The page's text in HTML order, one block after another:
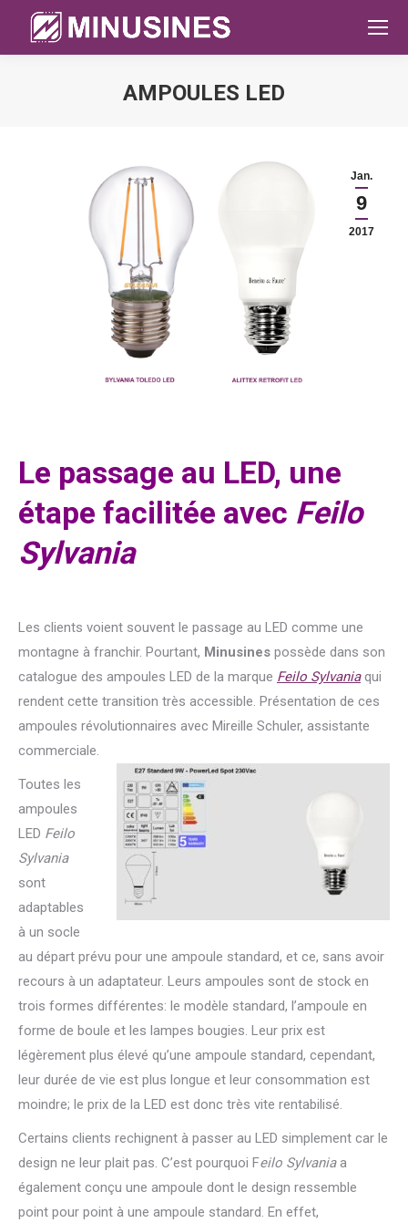
AMPOULES LED
Jan.
9
2017
Le passage au LED, une
étape facilitée avec Feilo
Sylvania
Les clients voient souvent le passage au LED comme une
montagne à franchir. Pourtant, Minusines possède dans son
catalogue des ampoules LED de la marque Feilo Sylvaniaqui
rendent cette transition très accessible. Présentation de ces
ampoules révolutionnaires avec Mireille Schuler, assistante
commerciale.
Toutes les
ampoules
LED Feilo
Sylvania
sont
adaptables
à un socle
au départ prévu pour une ampoule standard, et ce, sans avoir
recours à un adaptateur. Leurs ampoules sont de stock en
trois formes différentes: le modèle standard, l’ampoule en
forme de boule et les lampes bougies. Leur prix est
légèrement plus élevé qu’une ampoule standard, cependant,
leur durée de vie est plus longue et leur consommation est
moindre; le prix de la LED est donc très vite rentabilisé.
Certains clients rechignent à passer au LED simplement car le
design ne leur plait pas. C’est pourquoi Feilo Sylvaniaa
également conçu une ampoule dont le design ressemble
point pour point à une ampoule standard. En effet,